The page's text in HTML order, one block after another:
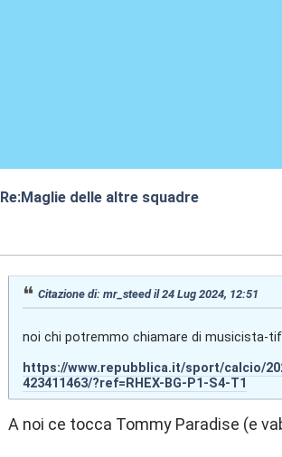
Re:Maglie delle altre squadre
Citazione di: mr_steed il 24 Lug 2024, 12:51
noi chi potremmo chiamare di musicista-
https://www.repubblica.it/sport/calcio/
423411463/?ref=RHEX-BG-P1-S4-T1
A noi ce tocca Tommy Paradise (e